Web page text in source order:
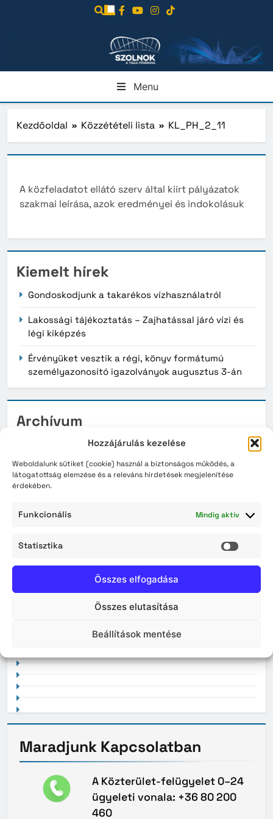
Hozzájárulás kezelése
Weboldalunk sütiket (cookie) használ a biztonságos működés, a
látogatottság elemzése és a releváns hirdetések megjelenítése
érdekében.
Funkcionális Mindig aktív
Statisztika
Összes elfogadása
Összes elutasítása
Beállítások mentése
Menu
Kezdőoldal Közzétételi lista KL_PH_2_11
A közfeladatot ellátó szerv által kiírt pályázatok
szakmai leírása, azok eredményei és indokolásuk
Kiemelt hírek
Gondoskodjunk a takarékos vízhasználatról
Lakossági tájékoztatás – Zajhatással járó vízi és
légi kiképzés
Érvényüket vesztik a régi, könyv formátumú
személyazonosító igazolványok augusztus 3-án
Archívum
2026. augusztus
2026. július
2026. május
2026. április
Maradjunk Kapcsolatban
A Közterület-felügyelet 0–24
ügyeleti vonala: +36 80 200
460